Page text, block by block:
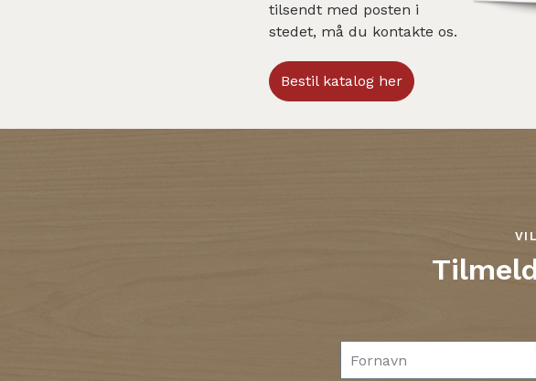
tilsendt med posten i
stedet, må du kontakte os.
Bestil katalog her